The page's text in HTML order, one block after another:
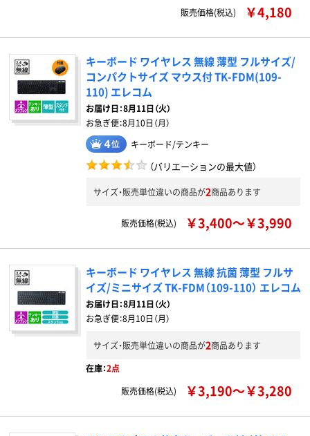
販売価格(税込) ￥4,180
キーボード ワイヤレス 無線 薄型 フルサイズ/
コンパクトサイズ マウス付 TK-FDM(109-
110) エレコム
お届け日：8月11日（火）
お急ぎ便：8月10日（月）
キーボード/テンキー
（バリエーションの最大値）
サイズ・販売単位違いの商品が2商品あります
販売価格(税込) ￥3,400～￥3,990
キーボード ワイヤレス 無線 抗菌 薄型 フルサ
イズ/ミニサイズ TK-FDM（109-110） エレコム
お届け日：8月11日（火）
お急ぎ便：8月10日（月）
サイズ・販売単位違いの商品が2商品あります
在庫：2点
販売価格(税込)
￥3,190～￥3,280